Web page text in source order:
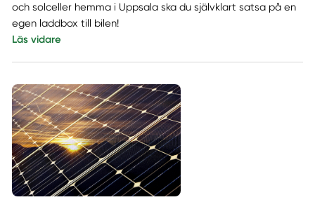
och solceller hemma i Uppsala ska du självklart satsa på en
egen laddbox till bilen!
Läs vidare